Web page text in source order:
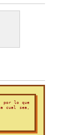
por lo que
cual sea,